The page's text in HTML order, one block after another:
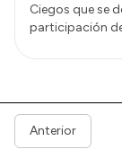
Ciegos que se
participación
Anterior